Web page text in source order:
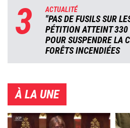
3 ACTUALITÉ
"PAS DE FUSILS SUR
PÉTITION ATTEINT
POUR SUSPENDRE LA
FORÊTS INCENDIÉES
À LA UNE
Image